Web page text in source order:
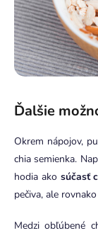
Ďalšie
Okrem nápojov,
chia semienka.
hodia ako súčasť
pečiva, ale
Medzi obľúbené